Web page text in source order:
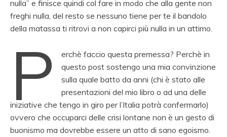
nulla” e finisce quindi col fare in modo che alla gente non
freghi nulla, del resto se nessuno tiene per te il bandolo
della matassa ti ritrovi a non capirci più nulla in un attimo.
P
erchè faccio questa premessa? Perchè in
questo post sostengo una mia convinzione
sulla quale batto da anni (chi è stato alle
presentazioni del mio libro o ad una delle
iniziative che tengo in giro per l’Italia potrà confermarlo)
ovvero che occuparci delle crisi lontane non è un gesto di
buonismo ma dovrebbe essere un atto di sano egoismo.